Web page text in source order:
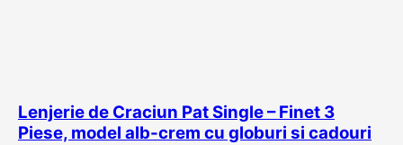
Lenjerie de Craciun Pat Single – Finet 3
Piese, model alb-crem cu globuri si cadouri